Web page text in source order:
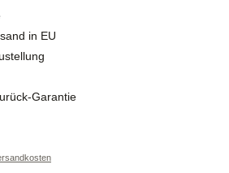
in EU
Garantie